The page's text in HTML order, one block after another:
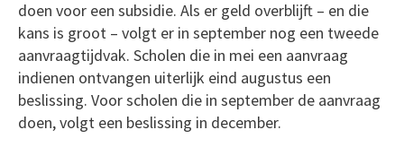
doen voor een subsidie. Als er geld overblijft – en die
kans is groot – volgt er in september nog een tweede
aanvraagtijdvak. Scholen die in mei een aanvraag
indienen ontvangen uiterlijk eind augustus een
beslissing. Voor scholen die in september de aanvraag
doen, volgt een beslissing in december.